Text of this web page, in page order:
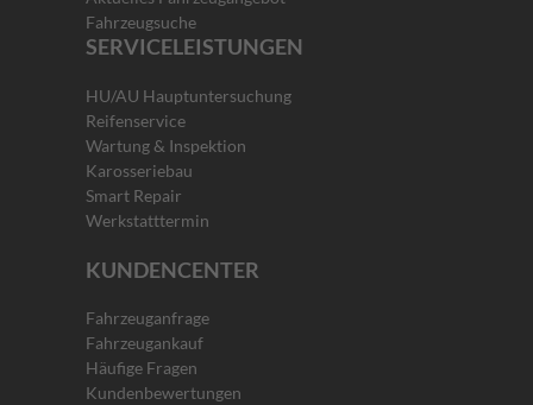
Fahrzeugsuche
SERVICELEISTUNGEN
HU/AU Hauptuntersuchung
Reifenservice
Wartung & Inspektion
Karosseriebau
Smart Repair
Werkstatttermin
KUNDENCENTER
Fahrzeuganfrage
Fahrzeugankauf
Häufige Fragen
Kundenbewertungen